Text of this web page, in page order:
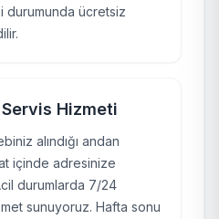
durumunda ücretsiz
Servis Hizmeti
alındığı andan
içinde adresinize
durumlarda 7/24
sunuyoruz. Hafta sonu